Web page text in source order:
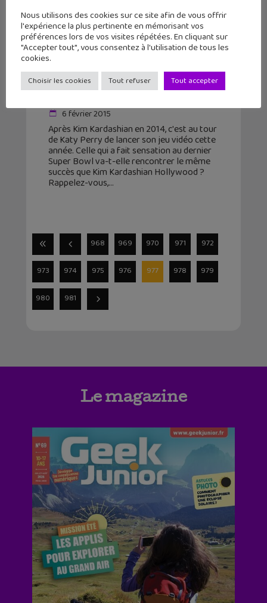
Après Kim Kardashian, Katy Perry va
lancer son jeu vidéo
6 février 2015
Après Kim Kardashian en 2014, c'est au tour
de Katy Perry de lancer son jeu vidéo cette
année. Celle qui a fait sensation au dernier
Super Bowl va-t-elle rencontrer le même
succès que Kim Kardashian Hollywood ?
Rappelez-vous,
968 969 970 971 972
973 974 975 976 977 978 979
980 981
Le magazine
Nous utilisons des cookies sur ce site afin de vous offrir
l'expérience la plus pertinente en mémorisant vos
préférences lors de vos visites répétées. En cliquant sur
"Accepter tout", vous consentez à l'utilisation de tous les
cookies.
Choisir les cookies Tout refuser Tout accepter